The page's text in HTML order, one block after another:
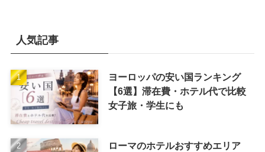
人気記事
ヨーロッパの安い国ランキング
【6選】滞在費・ホテル代で比較
女子旅・学生にも
ローマのホテルおすすめエリア